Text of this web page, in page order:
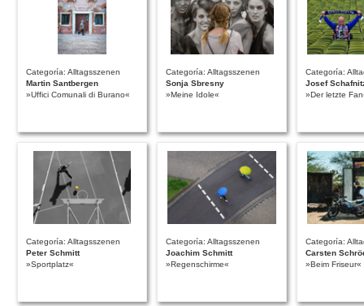
Categoría: Alltagsszenen
Martin Santbergen
»Uffici Comunali di Burano«
Categoría: Alltagsszenen
Sonja Sbresny
»Meine Idole«
Categoría:
Josef
»Der letzte
Categoría: Alltagsszenen
Peter Schmitt
»Sportplatz«
Categoría: Alltagsszenen
Joachim Schmitt
»Regenschirme«
Categoría:
Carsten
»Beim Friseur«